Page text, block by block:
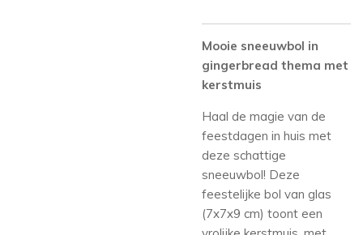
Mooie sneeuwbol in
gingerbread thema met
kerstmuis
Haal de magie van de
feestdagen in huis met
deze schattige
sneeuwbol! Deze
feestelijke bol van glas
(7x7x9 cm) toont een